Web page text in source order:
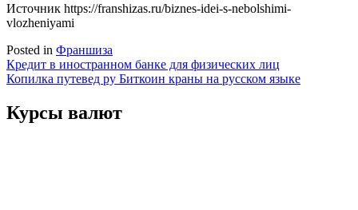
Источник https://franshizas.ru/biznes-idei-s-nebolshimi-
vlozheniyami
Posted in Франшиза
Навигация
по
записям
Кредит в иностранном банке для физических лиц
Копилка путевед ру Биткоин краны на русском языке
Курсы валют